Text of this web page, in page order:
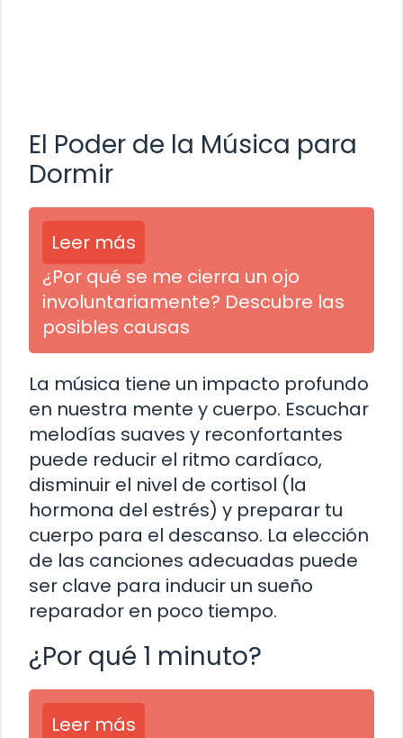
El Poder de la Música para
Dormir
Leer más
¿Por qué se me cierra un ojo
involuntariamente? Descubre las
posibles causas
La música tiene un impacto profundo
en nuestra mente y cuerpo. Escuchar
melodías suaves y reconfortantes
puede reducir el ritmo cardíaco,
disminuir el nivel de cortisol (la
hormona del estrés) y preparar tu
cuerpo para el descanso. La elección
de las canciones adecuadas puede
ser clave para inducir un sueño
reparador en poco tiempo.
¿Por qué 1 minuto?
Leer más